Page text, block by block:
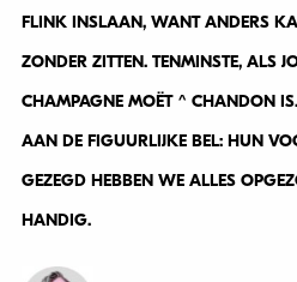
FLINK INSLAAN, WANT ANDERS
ZONDER ZITTEN. TENMINSTE, ALS
CHAMPAGNE MOËT ^ CHANDON
AAN DE FIGUURLIJKE BEL: HUN
GEZEGD HEBBEN WE ALLES
HANDIG.